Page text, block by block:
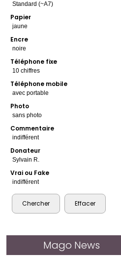
Papier
Encre
Téléphone fixe
Téléphone mobile
Photo
Commentaire
Donateur
Vrai ou Fake
Mago News